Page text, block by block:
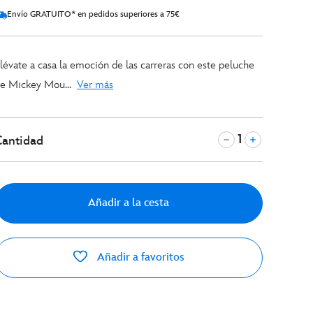
Envío GRATUITO* en pedidos superiores a 75€
a casa la emoción de las carreras con este peluche
Mickey Mou... Ver más
Añadir a la cesta
Añadir a favoritos